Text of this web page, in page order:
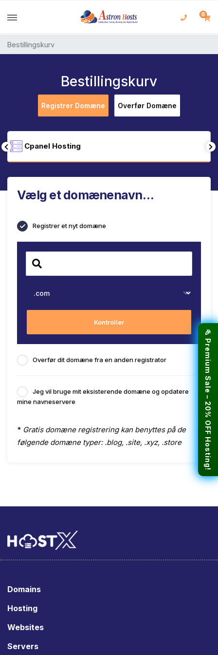
0
Bestillingskurv
Bestillingskurv
Registrer Domæne Overfør Domæne
Cpanel Hosting
Vælg et domænenavn…
Registrer et nyt domæne
Kontroller
Overfør dit domæne fra en anden registrator
Jeg vil bruge mit eksisterende domæne og opdatere
mine navneservere
* Gratis domæne registrering kan benyttes på de
følgende domæne typer: .blog, .site, .xyz, .store
Domains
Hosting
Websites
Servers
🎉 Premium Sale – 20% OFF Hosting!